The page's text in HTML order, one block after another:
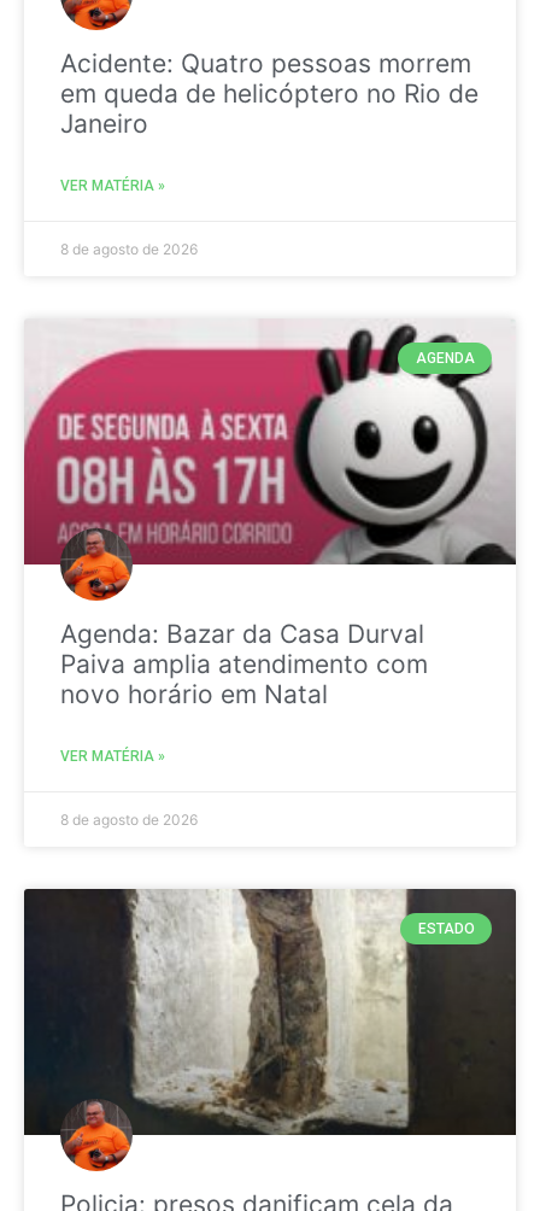
Acidente: Quatro pessoas morrem
em queda de helicóptero no Rio de
Janeiro
VER MATÉRIA »
8 de agosto de 2026
AGENDA
Agenda: Bazar da Casa Durval
Paiva amplia atendimento com
novo horário em Natal
VER MATÉRIA »
8 de agosto de 2026
ESTADO
Policia: presos danificam cela da